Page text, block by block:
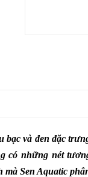
bạc và đen đặc
có những nét
Sen Aquatic